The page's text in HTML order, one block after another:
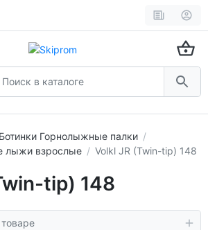
Горнолыжные палки
лыжи взрослые
Volkl JR (Twin-tip) 148
tip) 148